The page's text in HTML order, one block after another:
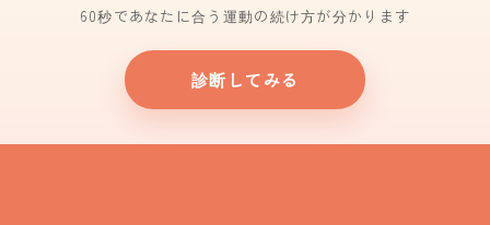
60秒であなたに合う運動の続け方が分かります
診断してみる